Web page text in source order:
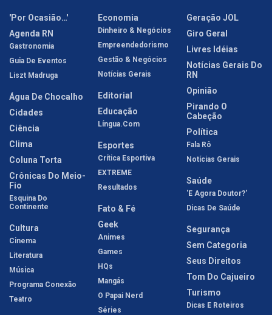
'Por Ocasião…'
Agenda RN
Gastronomia
Guia De Eventos
Liszt Madruga
Água De Chocalho
Cidades
Ciência
Clima
Coluna Torta
Crônicas Do Meio-
Fio
Esquina Do
Continente
Cultura
Cinema
Literatura
Música
Programa Conexão
Teatro
Economia
Dinheiro & Negócios
Empreendedorismo
Gestão & Negócios
Notícias Gerais
Editorial
Educação
Língua.com
Esportes
Crítica Esportiva
EXTREME
Resultados
Fato & Fé
Geek
Animes
Games
HQs
Mangás
O Papai Nerd
Séries
Geração JOL
Giro Geral
Livres Idéias
Notícias Gerais Do
RN
Opinião
Pirando O
Cabeção
Política
Fala Rô
Notícias Gerais
Saúde
'E Agora Doutor?'
Dicas De Saúde
Segurança
Sem Categoria
Seus Direitos
Tom Do Cajueiro
Turismo
Dicas E Roteiros